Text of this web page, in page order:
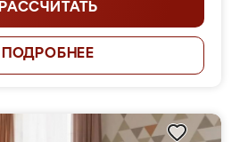
РАССЧИТАТЬ
ПОДРОБНЕЕ